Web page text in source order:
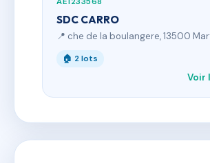
SDC CARRO
📍 che de la boulangere, 13500
🏠 2 lots
Voir